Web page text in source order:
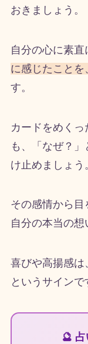
おきましょう。
自分の心に素直
に感じたことを
す。
カードをめく
も、「なぜ？
け止めましょう
その感情から目
自分の本当の想
喜びや高揚感は
というサインで
🔮